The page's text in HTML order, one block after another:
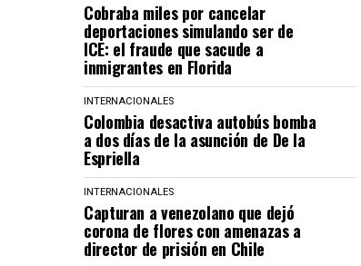
Cobraba miles por cancelar
deportaciones simulando ser de
ICE: el fraude que sacude a
inmigrantes en Florida
INTERNACIONALES
Colombia desactiva autobús bomba
a dos días de la asunción de De la
Espriella
INTERNACIONALES
Capturan a venezolano que dejó
corona de flores con amenazas a
director de prisión en Chile